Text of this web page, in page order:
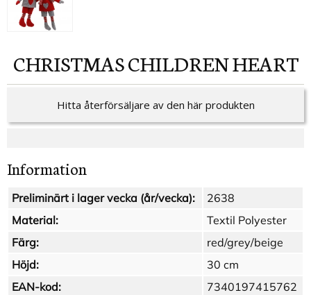
CHRISTMAS CHILDREN HEART
Hitta återförsäljare av den här produkten
Information
Preliminärt i lager vecka (år/vecka):
2638
Material:
Textil Polyester
Färg:
red/grey/beige
Höjd:
30 cm
EAN-kod:
7340197415762